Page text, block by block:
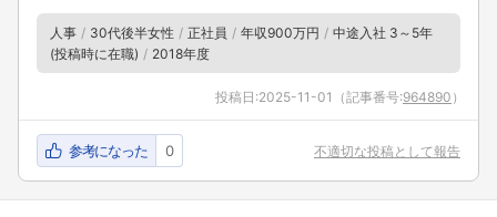
人事 30代後半女性 正社員 年収900万円
中途入社 3～5年
(投稿時に在職)
2018年度
投稿日:2025-11-01 （記事番号:964890 ）
参考になった 0 不適切な投稿として報告